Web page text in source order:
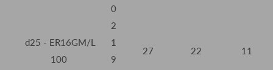
d25 - ER16GM/L
100
0
2
1
9
27 22 11